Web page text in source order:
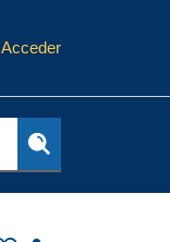
Acceder